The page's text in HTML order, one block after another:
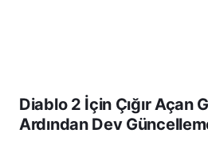
Diablo 2 İçin Çığır Açan
Ardından Dev